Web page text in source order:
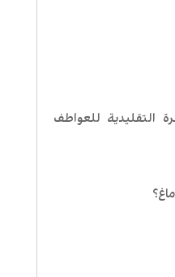
التقليدية للعواطف